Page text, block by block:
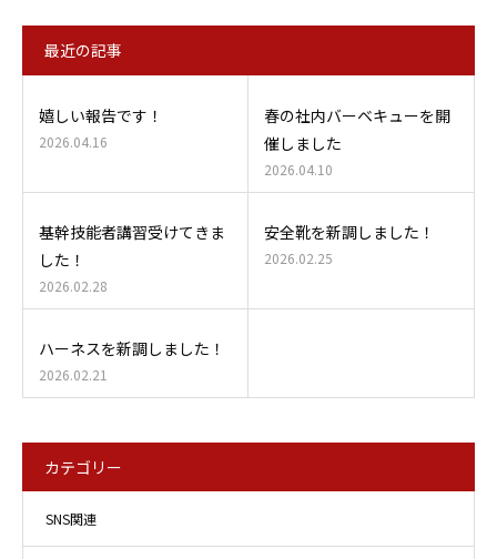
最近の記事
嬉しい報告です！
2026.04.16
春の社内バーベキューを開
催しました
2026.04.10
基幹技能者講習受けてきま
した！
2026.02.28
安全靴を新調しました！
2026.02.25
ハーネスを新調しました！
2026.02.21
カテゴリー
SNS関連